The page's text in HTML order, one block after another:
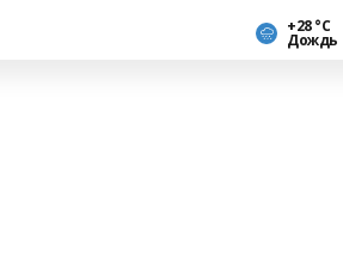
+28 °С
Дождь